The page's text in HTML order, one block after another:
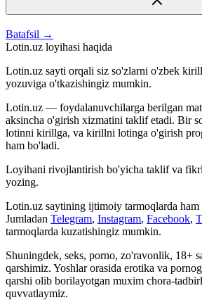
Batafsil →
Lotin.uz loyihasi haqida
Lotin.uz sayti orqali siz so'zlarni o'zbek
yozuviga o'tkazishingiz mumkin.
Lotin.uz — foydalanuvchilarga berilgan
aksincha o'girish xizmatini taklif etadi. Bir
lotinni kirillga, va kirillni lotinga o'girish
ham bo'ladi.
Loyihani rivojlantirish bo'yicha taklif va
yozing.
Lotin.uz saytining ijtimoiy tarmoqlarda ham
Jumladan Telegram, Instagram, Facebook,
tarmoqlarda kuzatishingiz mumkin.
Shuningdek, seks, porno, zo'ravonlik, 18+
qarshimiz. Yoshlar orasida erotika va
qarshi olib borilayotgan muxim chora-
quvvatlaymiz.